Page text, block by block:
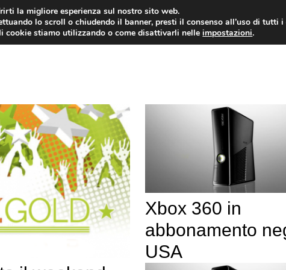
VIDEOGIOCHI NEWS
Xbox 360 in
abbonamento
USA
la migliore esperienza sul nostro sito web.
lo scroll o chiudendo il banner, presti il consenso all’uso di tutti i
cookie stiamo utilizzando o come disattivarli nelleimpostazioni.